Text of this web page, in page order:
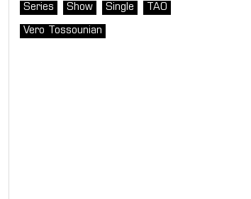
Series Show Single TAO
Vero Tossounian